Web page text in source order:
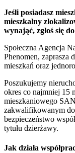
Jeśli posiadasz
mieszkalny
wynająć, zgłoś się
Społeczna Agencja
Phenomen, zaprasza
mieszkań oraz
Poszukujemy
okres co najmniej 15
mieszkaniowego
zakwalifikowanym
bezpieczeństwo
tytułu dzierżawy.
Jak działa